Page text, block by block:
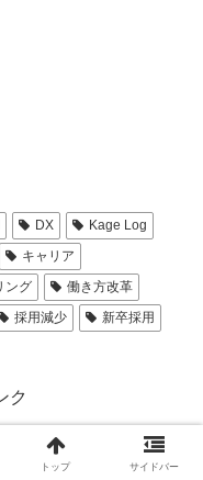
DX
Kage Log
キャリア
ング
働き方改革
採用減少
新卒採用
ク
トップ サイドバー